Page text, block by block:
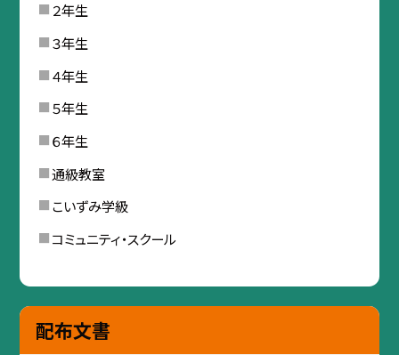
２年生
３年生
４年生
５年生
６年生
通級教室
こいずみ学級
コミュニティ・スクール
配布文書